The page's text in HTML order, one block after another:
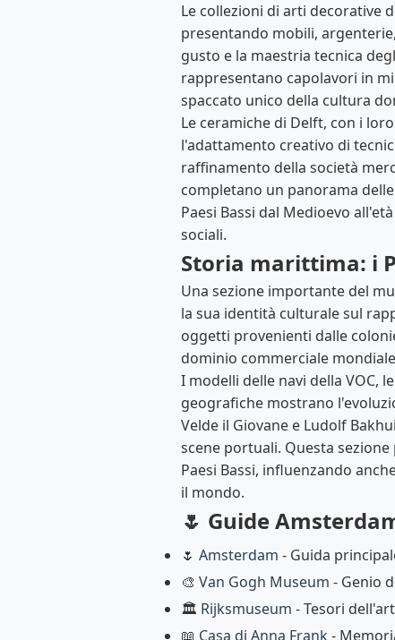
Le collezioni di arti decorative
presentando mobili,
gusto e la maestria tecnica
rappresentano capolavori in
spaccato unico della cultura
Le ceramiche di Delft, con i
l'adattamento creativo di
raffinamento della società
completano un panorama
Paesi Bassi dal Medioevo
sociali.
Storia marittima: i
Una sezione importante del
la sua identità culturale sul
oggetti provenienti dalle
dominio commerciale
I modelli delle navi della VOC,
geografiche mostrano
Velde il Giovane e Ludolf
scene portuali. Questa
Paesi Bassi, influenzando
il mondo.
🌷 Guide
🌷 Amsterdam - Guida
🎨 Van Gogh Museum - Genio
🏛️ Rijksmuseum - Tesori
📖 Casa di Anna Frank -